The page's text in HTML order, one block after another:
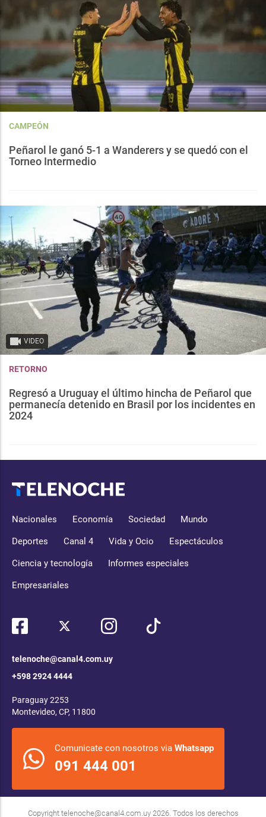
CAMPEÓN
Peñarol le ganó 5-1 a Wanderers y se quedó con el
Torneo Intermedio
VIDEO
RETORNO
Regresó a Uruguay el último hincha de Peñarol que
permanecía detenido en Brasil por los incidentes en
2024
Nacionales Economía Sociedad Mundo
Deportes Canal 4 Vida y Ocio Espectáculos
Ciencia y tecnología Informes especiales
Empresariales
telenoche@canal4.com.uy
+598 2924 4444
Paraguay 2253
Montevideo, CP, 11800
Comunicate con nosotros via Whatsapp
091 444 001
Copyright telenoche@canal4.com.uy2026. Todos los derechos